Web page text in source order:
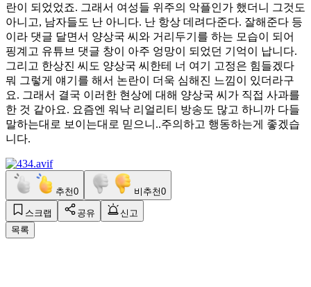
란이 되었었죠. 그래서 여성들 위주의 악플인가 했더니 그것도
아니고, 남자들도 난 아니다. 난 항상 데려다준다. 잘해준다 등
이라 댓글 달면서 양상국 씨와 거리두기를 하는 모습이 되어
핑계고 유튜브 댓글 창이 아주 엉망이 되었던 기억이 납니다.
그리고 한상진 씨도 양상국 씨한테 너 여기 고정은 힘들겠다
뭐 그렇게 얘기를 해서 논란이 더욱 심해진 느낌이 있더라구
요. 그래서 결국 이러한 현상에 대해 양상국 씨가 직접 사과를
한 것 같아요. 요즘엔 워낙 리얼리티 방송도 많고 하니까 다들
말하는대로 보이는대로 믿으니..주의하고 행동하는게 좋겠습
니다.
추천0 비추천0
스크랩 공유
신고
목록